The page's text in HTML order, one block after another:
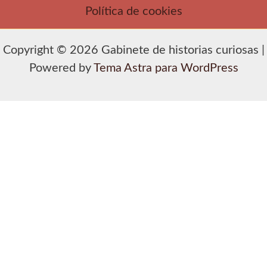
Política de cookies
Copyright © 2026 Gabinete de historias curiosas |
Powered by Tema Astra para WordPress